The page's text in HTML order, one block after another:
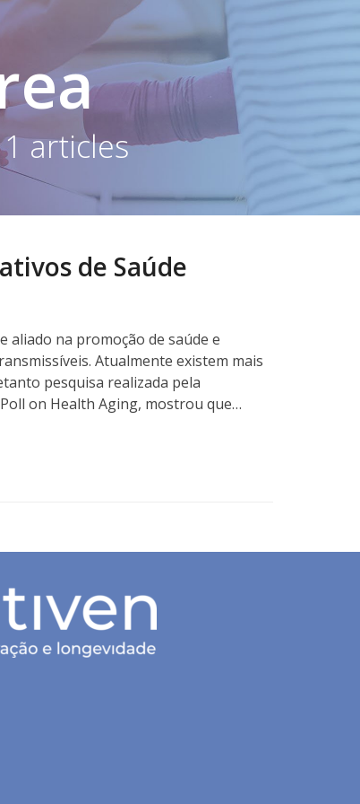
articles
de Saúde
aliado na promoção de saúde e
Atualmente existem mais
pesquisa realizada pela
on Health Aging, mostrou que…